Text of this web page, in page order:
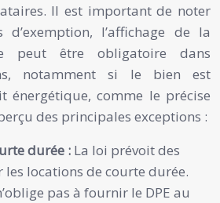
Il est important de noter
l’affichage de la
peut être obligatoire dans
notamment si le bien est
énergétique, comme le précise
des principales exceptions :
durée : La loi prévoit des
locations de courte durée.
pas à fournir le DPE au